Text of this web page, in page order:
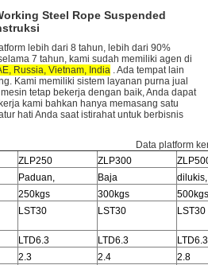
Steel Rope Suspended
lebih dari 8 tahun, lebih dari 90%
7 tahun, kami sudah memiliki agen di
Russia, Vietnam, India . Ada tempat lain
Kami memiliki sistem layanan purna jual
tetap bekerja dengan baik, Anda dapat
kami bahkan hanya memasang satu
hati Anda saat istirahat untuk berbisnis
Data platform
ZLP250 ZLP300
Paduan, Baja
dilukis,
250kgs 300kgs
500kgs
LST30 LST30 LST30
LTD6.3 LTD6.3
LTD6.3
2.3 2.4
2.8